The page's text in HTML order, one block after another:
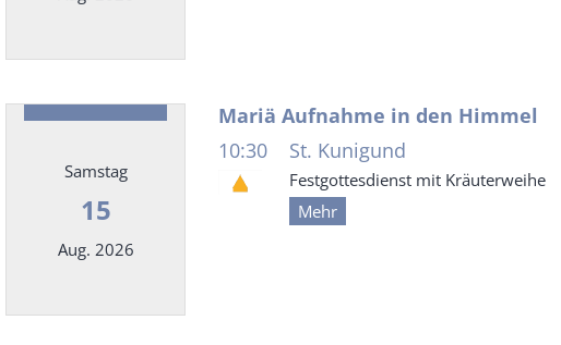
Samstag
15
Aug. 2026
Mariä Aufnahme in den Himmel
10:30
St. Kunigund
Festgottesdienst mit Kräuterweihe
Mehr